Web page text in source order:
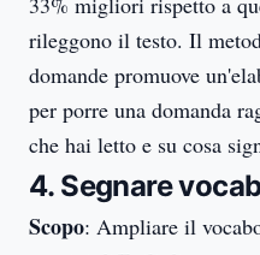
rileggono il testo. Il
domande promuove
per porre una domanda
che hai letto e su cosa
4. Segnare
Scopo: Ampliare il